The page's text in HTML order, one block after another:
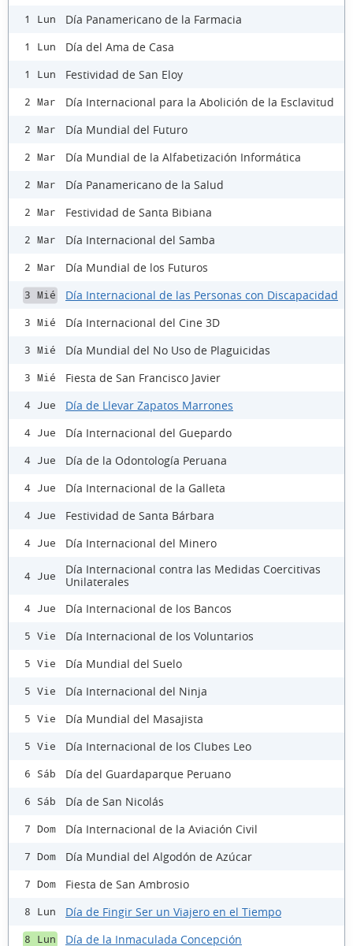
1 Lun Día Panamericano de la Farmacia
1 Lun Día del Ama de Casa
1 Lun Festividad de San Eloy
2 Mar Día Internacional para la Abolición de la Esclavitud
2 Mar Día Mundial del Futuro
2 Mar Día Mundial de la Alfabetización Informática
2 Mar Día Panamericano de la Salud
2 Mar Festividad de Santa Bibiana
2 Mar Día Internacional del Samba
2 Mar Día Mundial de los Futuros
3 Mié Día Internacional de las Personas con Discapacidad
3 Mié Día Internacional del Cine 3D
3 Mié Día Mundial del No Uso de Plaguicidas
3 Mié Fiesta de San Francisco Javier
4 Jue Día de Llevar Zapatos Marrones
4 Jue Día Internacional del Guepardo
4 Jue Día de la Odontología Peruana
4 Jue Día Internacional de la Galleta
4 Jue Festividad de Santa Bárbara
4 Jue Día Internacional del Minero
4 Jue
Día Internacional contra las Medidas Coercitivas
Unilaterales
4 Jue Día Internacional de los Bancos
5 Vie Día Internacional de los Voluntarios
5 Vie Día Mundial del Suelo
5 Vie Día Internacional del Ninja
5 Vie Día Mundial del Masajista
5 Vie Día Internacional de los Clubes Leo
6 Sáb Día del Guardaparque Peruano
6 Sáb Día de San Nicolás
7 Dom Día Internacional de la Aviación Civil
7 Dom Día Mundial del Algodón de Azúcar
7 Dom Fiesta de San Ambrosio
8 Lun Día de Fingir Ser un Viajero en el Tiempo
8 Lun Día de la Inmaculada Concepción